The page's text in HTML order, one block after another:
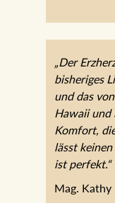
„Der
bisheriges
und das
Hawaii
lässt
Preis/